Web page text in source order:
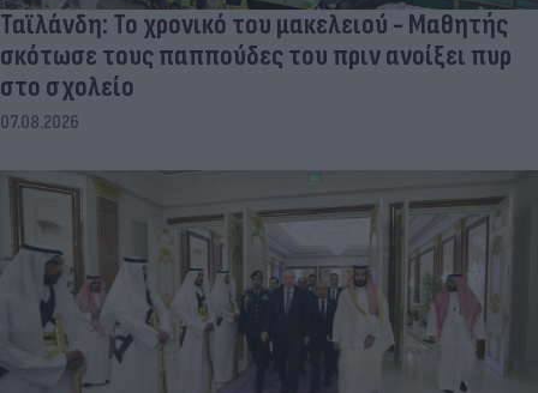
Ταϊλάνδη: Το χρονικό του μακελειού - Μαθητής
σκότωσε τους παππούδες του πριν ανοίξει πυρ
στο σχολείο
07.08.2026